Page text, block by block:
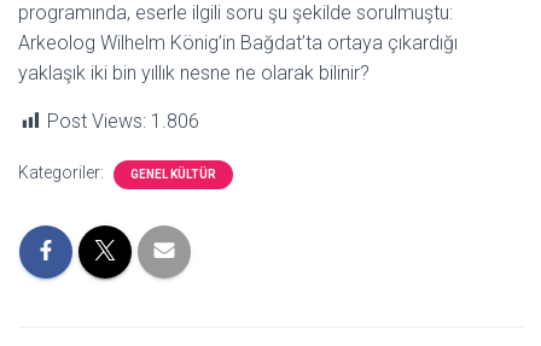
programında, eserle ilgili soru şu şekilde sorulmuştu:
Arkeolog Wilhelm König’in Bağdat’ta ortaya çıkardığı
yaklaşık iki bin yıllık nesne ne olarak bilinir?
Post Views: 1.806
Kategoriler: GENEL KÜLTÜR